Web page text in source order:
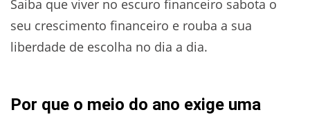
Saiba que viver no escuro financeiro sabota o
seu crescimento financeiro e rouba a sua
liberdade de escolha no dia a dia.
Por que o meio do ano exige uma